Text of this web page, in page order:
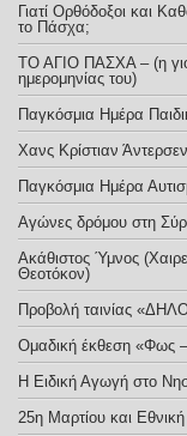
Γιατί Ορθόδοξοι και
το Πάσχα;
ΤΟ ΑΓΙΟ ΠΑΣΧΑ – (η
ημερομηνίας του)
Παγκόσμια Ημέρα
Χανς Κρίστιαν Άντερσεν
Παγκόσμια Ημέρα
Αγώνες δρόμου στη
Ακάθιστος Ύμνος
Θεοτόκον)
Προβολή ταινίας
Ομαδική έκθεση «Φως
Η Ειδική Αγωγή στο
25η Μαρτίου και Εθνική